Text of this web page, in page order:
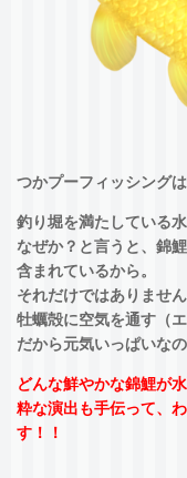
つかプーフィッシング
釣り堀を満たしている
なぜか？と言うと、錦
含まれているから。
それだけではありません
牡蠣殻に空気を通す（
だから元気いっぱいな
どんな鮮やかな錦鯉が
粋な演出も手伝って、
す！！